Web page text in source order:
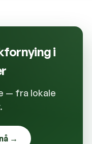
i
— fra lokale
→